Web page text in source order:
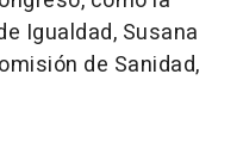
Igualdad, Susana
de Sanidad,